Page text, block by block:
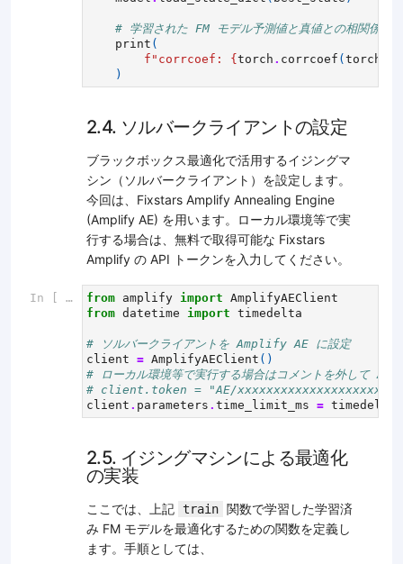
# 学習された FM モデル予測値と真値との相関係数
print (
f "corrcoef: {torch . corrcoef (torch
)
2.4. ソルバークライアントの設定
ブラックボックス最適化で活用するイジングマ
シン（ソルバークライアント）を設定します。
今回は、Fixstars Amplify Annealing Engine
(Amplify AE) を用います。ローカル環境等で実
行する場合は、無料で取得可能な Fixstars
Amplify の API トークンを入力してください。
In [ ]: from amplify import AmplifyAEClient
from datetime import timedelta
# ソルバークライアントを Amplify AE に設定
client = AmplifyAEClient ()
# ローカル環境等で実行する場合はコメントを外して
# client.token = "AE/
client . parameters . time_limit_ms = timedelta
2.5. イジングマシンによる最適化
の実装
ここでは、上記 train 関数で学習した学習済
み FM モデルを最適化するための関数を定義し
ます。手順としては、